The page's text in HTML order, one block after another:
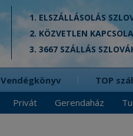
1. ELSZÁLLÁSOLÁS
2. KÖZVETLEN
3. 3667 SZÁLLÁS
Privát Gerendaház
Vendégkönyv TOP